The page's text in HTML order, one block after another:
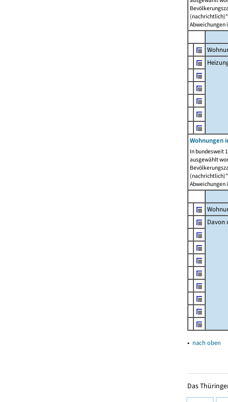
Abweichungen
Wohnungen
In bundesweit
ausgewählt
Abweichungen
Davon
▴ nach oben
Das